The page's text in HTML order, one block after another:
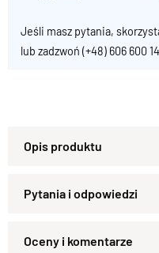
Jeśli masz pytania,
lub zadzwoń (+48) 606 600
Nowoczesne
CUBE –
Krzesło z kolekcji CUBE
Zapytaj o produkt